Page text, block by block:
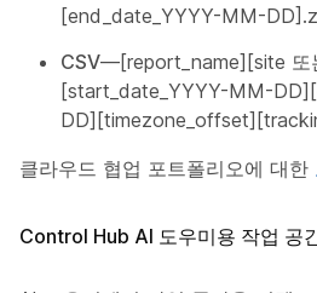
[end_date_YYYY-MM-
CSV—[report_name][site 또
[start_date_YYYY-MM-
클라우드 협업 포트폴리오에 대한
Control Hub AI 도우미용 작업 공